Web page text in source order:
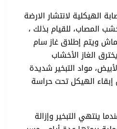
الهيكلية لانتشار الارضة
المصاب، للقيام بذلك ،
ويتم إطلاق غاز سام
الغاز الأخشاب
مواد التبخير شديدة
إبقاء الهيكل تحت حراسة
ينتهي التبخير وإزالة